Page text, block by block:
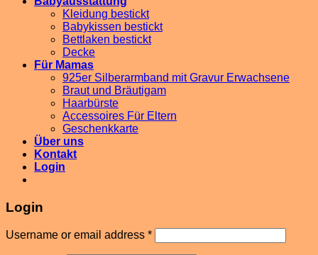
Kleidung bestickt
Babykissen bestickt
Bettlaken bestickt
Decke
Für Mamas
925er Silberarmband mit Gravur Erwachsene
Braut und Bräutigam
Haarbürste
Accessoires Für Eltern
Geschenkkarte
Über uns
Kontakt
Login
Login
Username or email address *